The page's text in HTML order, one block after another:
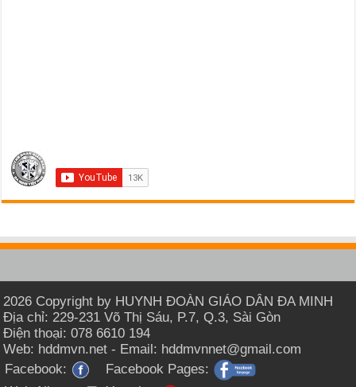
2026 Copyright by HUYNH ĐOÀN GIÁO DÂN ĐA MINH
Địa chỉ: 229-231 Võ Thị Sáu, P.7, Q.3, Sài Gòn
Điện thoại: 078 6610 194
Web: hddmvn.net - Email: hddmvnnet@gmail.com
Facebook:
Facebook Pages: